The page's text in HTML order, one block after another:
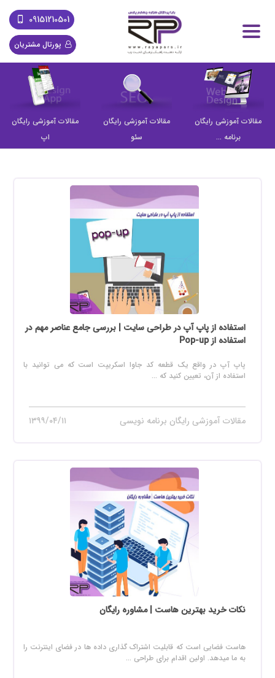
09151210501
پورتال مشتریان
مقالات آموزشی رایگان
اپ
مقالات آموزشی رایگان
سئو
مقالات آموزشی رایگان
برنامه ...
استفاده از پاپ آپ در طراحی سایت | بررسی جامع عناصر مهم در
استفاده از Pop-up
پاپ آپ در واقع یک قطعه کد جاوا اسکریپت است که می توانید با
استفاده از آن، تعیین کنید که ...
مقالات آموزشی رایگان برنامه نویسی ۱۳۹۹/۰۴/۱۱
نکات خرید بهترین هاست | مشاوره رایگان
هاست فضایی است که قابلیت اشتراک گذاری داده ها در فضای اینترنت را
به ما میدهد. اولین اقدام برای طراحی ...